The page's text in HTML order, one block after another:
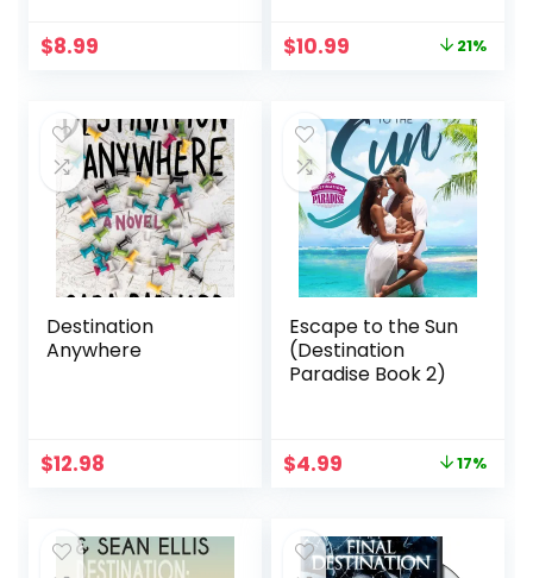
$8.99
West
Original
$13.95.
$10.99
$10.99.
21%
Destination
Anywhere
$12.98
Escape to the Sun
(Destination
Paradise Book 2)
Original
$5.99.
$4.99
$4.99.
17%